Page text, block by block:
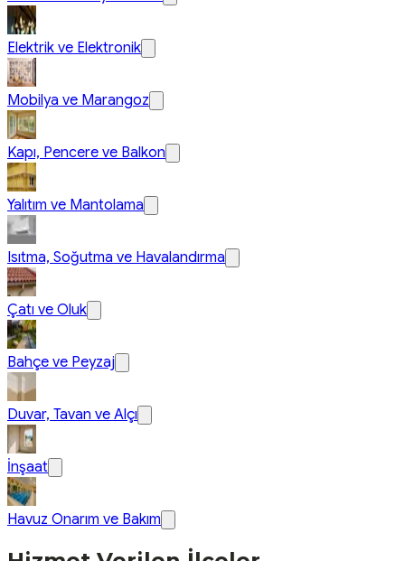
Elektrik ve Elektronik
Mobilya ve Marangoz
Kapı, Pencere ve Balkon
Yalıtım ve Mantolama
Isıtma, Soğutma ve Havalandırma
Çatı ve Oluk
Bahçe ve Peyzaj
Duvar, Tavan ve Alçı
İnşaat
Havuz Onarım ve Bakım